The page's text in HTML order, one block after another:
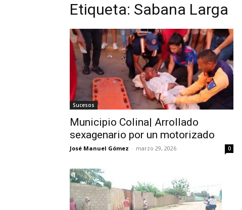
Etiqueta: Sabana Larga
Sucesos
Municipio Colina| Arrollado
sexagenario por un motorizado
José Manuel Gómez - marzo 29, 2026 0